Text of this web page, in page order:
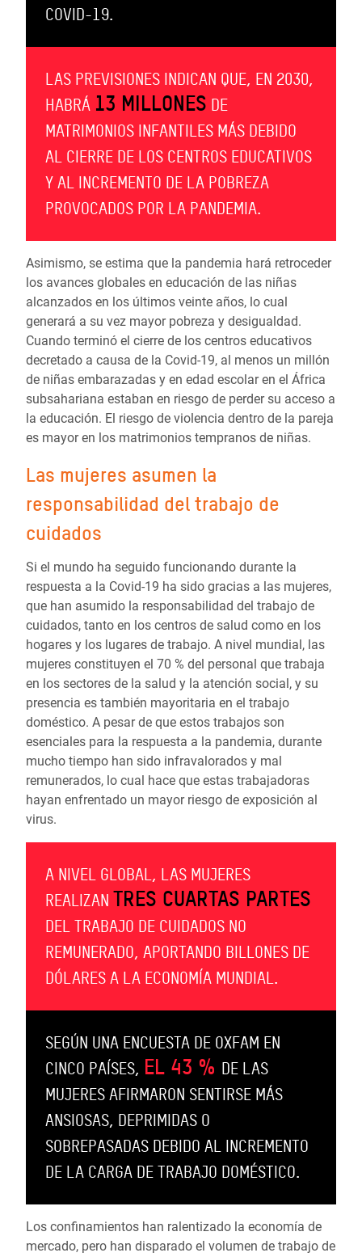
COVID-19.
LAS PREVISIONES INDICAN QUE, EN 2030,
HABRÁ 13 MILLONES DE
MATRIMONIOS INFANTILES MÁS DEBIDO
AL CIERRE DE LOS CENTROS EDUCATIVOS
Y AL INCREMENTO DE LA POBREZA
PROVOCADOS POR LA PANDEMIA.
Asimismo, se estima que la pandemia hará retroceder
los avances globales en educación de las niñas
alcanzados en los últimos veinte años, lo cual
generará a su vez mayor pobreza y desigualdad.
Cuando terminó el cierre de los centros educativos
decretado a causa de la Covid-19, al menos un millón
de niñas embarazadas y en edad escolar en el África
subsahariana estaban en riesgo de perder su acceso a
la educación. El riesgo de violencia dentro de la pareja
es mayor en los matrimonios tempranos de niñas.
Las mujeres asumen la
responsabilidad del trabajo de
cuidados
Si el mundo ha seguido funcionando durante la
respuesta a la Covid-19 ha sido gracias a las mujeres,
que han asumido la responsabilidad del trabajo de
cuidados, tanto en los centros de salud como en los
hogares y los lugares de trabajo. A nivel mundial, las
mujeres constituyen el 70 % del personal que trabaja
en los sectores de la salud y la atención social, y su
presencia es también mayoritaria en el trabajo
doméstico. A pesar de que estos trabajos son
esenciales para la respuesta a la pandemia, durante
mucho tiempo han sido infravalorados y mal
remunerados, lo cual hace que estas trabajadoras
hayan enfrentado un mayor riesgo de exposición al
virus.
A NIVEL GLOBAL, LAS MUJERES
REALIZAN TRES CUARTAS PARTES
DEL TRABAJO DE CUIDADOS NO
REMUNERADO, APORTANDO BILLONES DE
DÓLARES A LA ECONOMÍA MUNDIAL.
SEGÚN UNA ENCUESTA DE OXFAM EN
CINCO PAÍSES, EL 43 % DE LAS
MUJERES AFIRMARON SENTIRSE MÁS
ANSIOSAS, DEPRIMIDAS O
SOBREPASADAS DEBIDO AL INCREMENTO
DE LA CARGA DE TRABAJO DOMÉSTICO.
Los confinamientos han ralentizado la economía de
mercado, pero han disparado el volumen de trabajo de